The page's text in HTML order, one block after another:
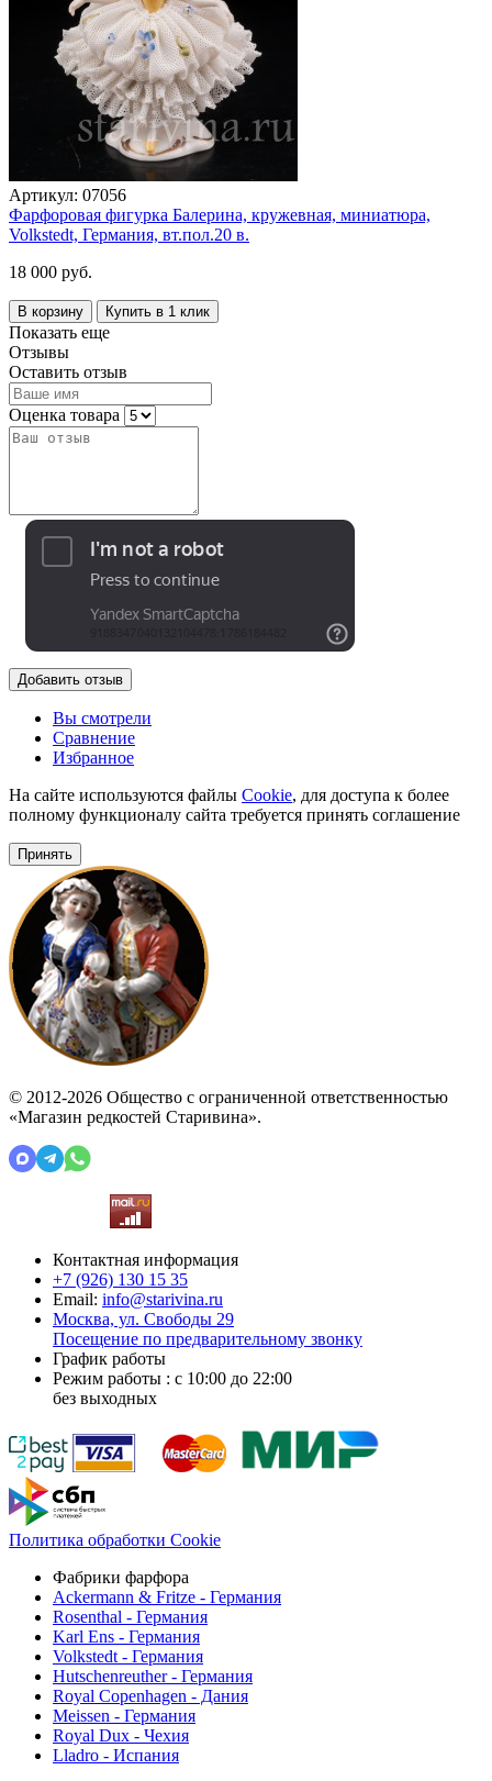
Артикул: 07056
Фарфоровая фигурка Балерина, кружевная, миниатюра,
Volkstedt, Германия, вт.пол.20 в.
18 000 руб.
В корзину Купить в 1 клик
Показать еще
Отзывы
Оставить отзыв
Оценка товара
Добавить отзыв
Вы смотрели
Сравнение
Избранное
На сайте используются файлы Cookie, для доступа к более
полному функционалу сайта требуется принять соглашение
Принять
© 2012-2026 Общество с ограниченной ответственностью
«Магазин редкостей Старивина».
Контактная информация
+7 (926) 130 15 35
Email: info@starivina.ru
Москва, ул. Свободы 29
Посещение по предварительному звонку
График работы
Режим работы : с 10:00 до 22:00
без выходных
Политика обработки Cookie
Фабрики фарфора
Ackermann & Fritze - Германия
Rosenthal - Германия
Karl Ens - Германия
Volkstedt - Германия
Hutschenreuther - Германия
Royal Copenhagen - Дания
Meissen - Германия
Royal Dux - Чехия
Lladro - Испания